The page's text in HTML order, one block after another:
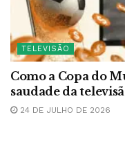
TELEVISÃO
Como a Copa do
saudade da
24 DE JULHO DE 2026